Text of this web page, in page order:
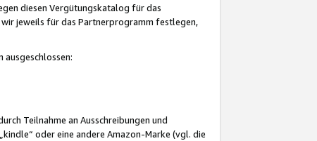
diesen Vergütungskatalog für das
jeweils für das Partnerprogramm festlegen,
Teilnahme an Ausschreibungen und
oder eine andere Amazon-Marke (vgl. die